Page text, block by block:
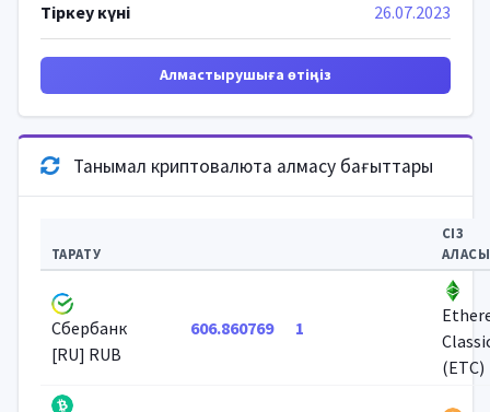
Тіркеу күні 26.07.2023
Алмастырушыға өтіңіз
Танымал криптовалюта алмасу бағыттары
ТАРАТУ
СІЗ
Сбербанк
[RU] RUB
606.860769 1
(ETC)